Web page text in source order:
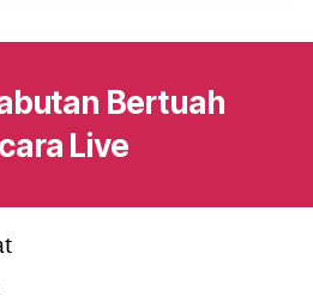
Bertuah
Live